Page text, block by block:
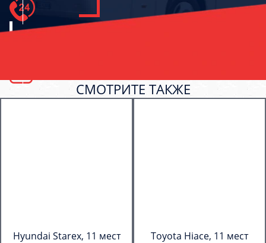
СМОТРИТЕ ТАКЖЕ
Hyundai Starex, 11 мест Toyota Hiace, 11 мест